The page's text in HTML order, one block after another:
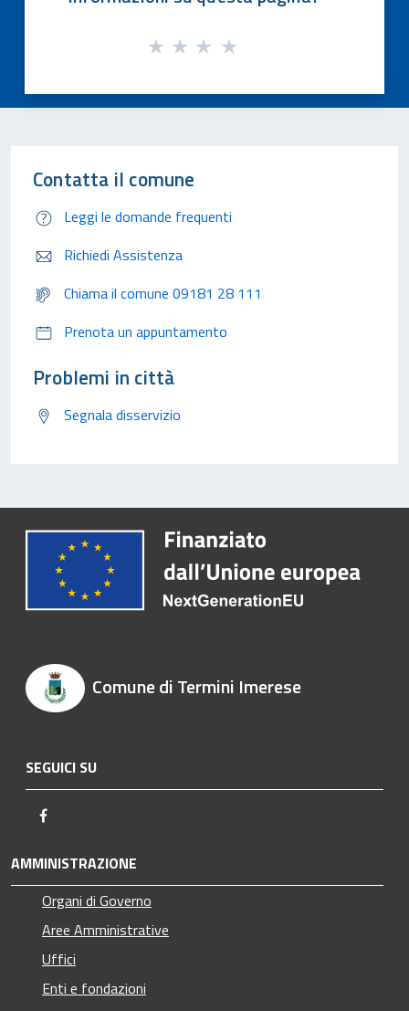
Contatta il comune
Leggi le domande frequenti
Richiedi Assistenza
Chiama il comune 09181 28 111
Prenota un appuntamento
Problemi in città
Segnala disservizio
Comune di Termini Imerese
SEGUICI SU
AMMINISTRAZIONE
Organi di Governo
Aree Amministrative
Uffici
Enti e fondazioni